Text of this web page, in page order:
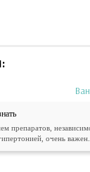
препаратов,
очень